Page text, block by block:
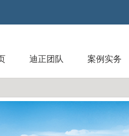
迪正团队 案例实务